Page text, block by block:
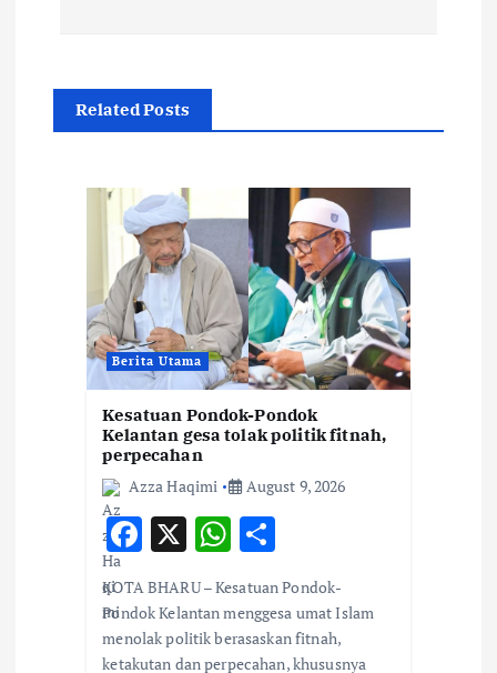
v
Related Posts
Berita Utama
Kesatuan Pondok-Pondok
Kelantan gesa tolak politik fitnah,
perpecahan
Azza Haqimi
August 9, 2026
F
ac
e
b
X W
at
s
h
ar
e
KOTA BHARU – Kesatuan Pondok-
Pondok Kelantan menggesa umat Islam
menolak politik berasaskan fitnah,
ketakutan dan perpecahan, khususnya